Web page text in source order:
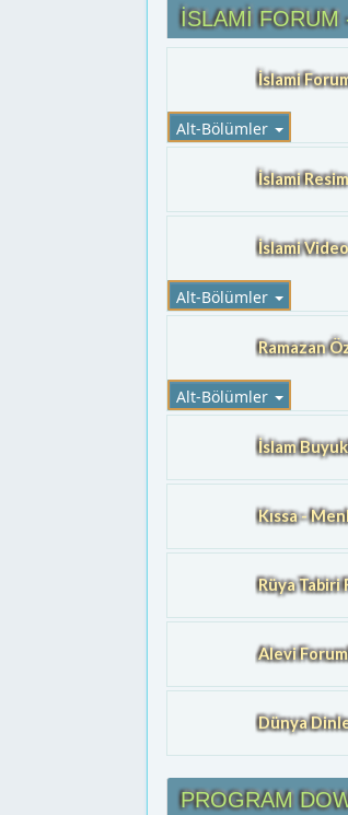
İSLAMİ FORUM
İslami
Alt-Bölümler
İslami
İslami
Alt-Bölümler
Ramazan
Alt-Bölümler
İslam
Kıssa -
Rüya Tabiri
Alevi
Dünya
PROGRAM